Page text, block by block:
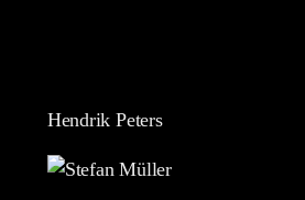
Hendrik Peters